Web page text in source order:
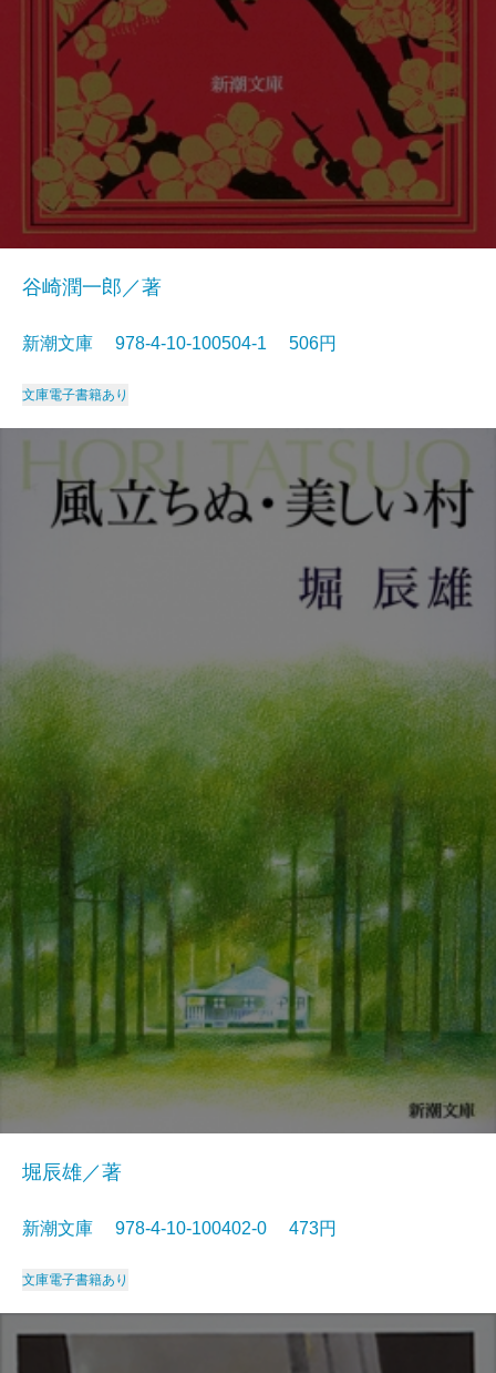
谷崎潤一郎／著
新潮文庫 978-4-10-100504-1 506円
文庫電子書籍あり
堀辰雄／著
新潮文庫 978-4-10-100402-0 473円
文庫電子書籍あり